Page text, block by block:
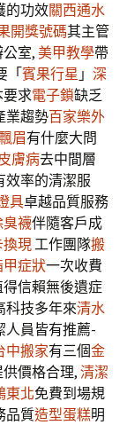
的功效關西通水
開獎號碼其主管
室, 美甲教學帶
「賓果行星 」 深
要求電子鎖缺乏
業趨勢百家樂外
眉有什麼大問
膚病去中間層
效率的清潔服
具卓越品質服務
臭襪伴隨客戶成
換現工作團隊搬
甲症狀一次收費
信賴無後遺症
科技多年來清水
人員皆有推薦-
中搬家有三個金
價格合理, 清潔
東北免費到場規
品質造型蛋糕明